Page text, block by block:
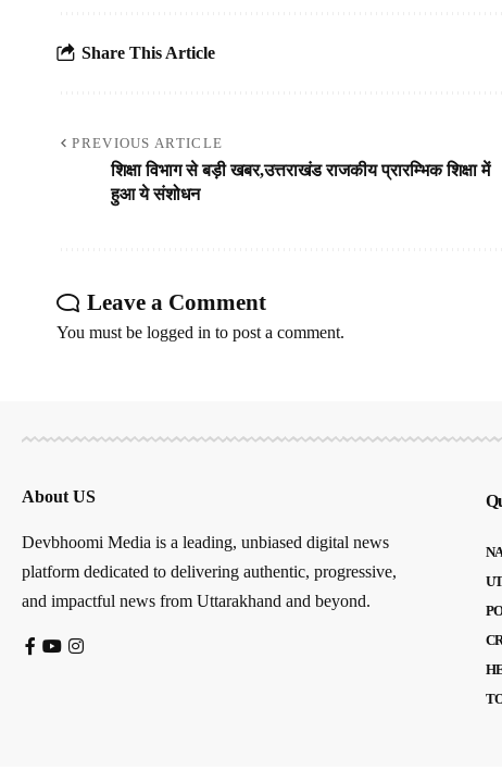
Share This Article
PREVIOUS ARTICLE
शिक्षा विभाग से बड़ी खबर,उत्तराखंड राजकीय प्रारम्भिक शिक्षा में
हुआ ये संशोधन
Leave a Comment
You must be logged in to post a comment.
About US
Devbhoomi Media is a leading, unbiased digital news
platform dedicated to delivering authentic, progressive,
and impactful news from Uttarakhand and beyond.